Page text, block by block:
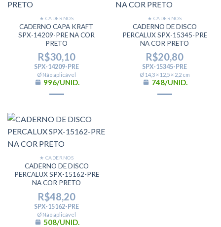
★ CADERNOS
CADERNO CAPA KRAFT
SPX-14209-PRE NA COR
PRETO
R$30,10
SPX-14209-PRE
Ø Não aplicável
996/UNID.
★ CADERNOS
CADERNO DE DISCO
PERCALUX SPX-15345-PRE
NA COR PRETO
R$20,80
SPX-15345-PRE
Ø 14,3 × 12,5 × 2,2 cm
748/UNID.
★ CADERNOS
CADERNO DE DISCO
PERCALUX SPX-15162-PRE
NA COR PRETO
R$48,20
SPX-15162-PRE
Ø Não aplicável
508/UNID.